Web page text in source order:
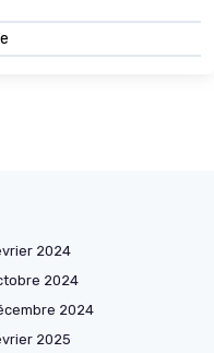
2024
2024
2024
2025